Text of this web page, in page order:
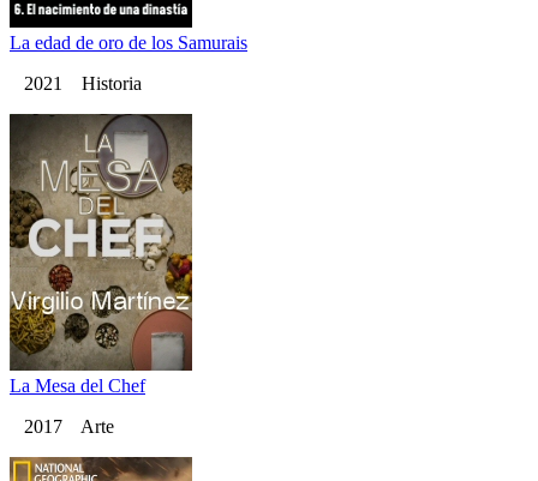
La edad de oro de los Samurais
2021 Historia
La Mesa del Chef
2017 Arte